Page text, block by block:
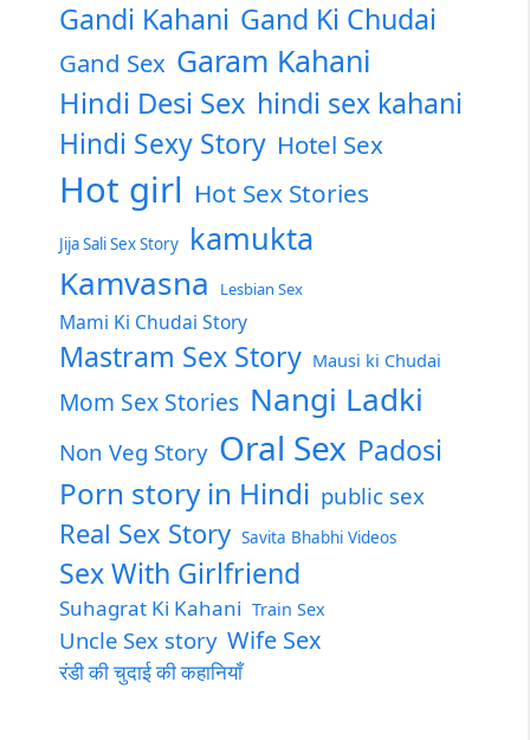
Gandi Kahani Gand Ki Chudai
Gand Sex Garam Kahani
Hindi Desi Sex hindi sex kahani
Hindi Sexy Story Hotel Sex
Hot girl Hot Sex Stories
Jija Sali Sex Story kamukta
Kamvasna Lesbian Sex
Mami Ki Chudai Story
Mastram Sex Story Mausi ki Chudai
Mom Sex Stories Nangi Ladki
Non Veg Story Oral Sex Padosi
Porn story in Hindi public sex
Real Sex Story Savita Bhabhi Videos
Sex With Girlfriend
Suhagrat Ki Kahani Train Sex
Uncle Sex story Wife Sex
रंडी की चुदाई की कहानियाँ